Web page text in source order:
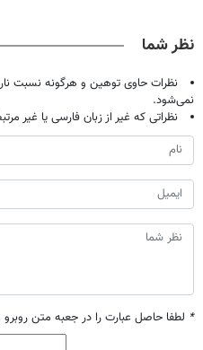
نظر شما
نظرات حاوی توهین و هرگونه نسبت
نمی‌شود.
نظراتی که غیر از زبان فارسی یا غیر
* لطفا حاصل عبارت را در جعبه متن روبرو